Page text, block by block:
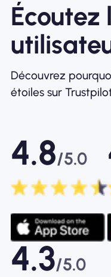
Écoutez
Découvrez
étoiles sur
4.8/5.0
4.3/5.0